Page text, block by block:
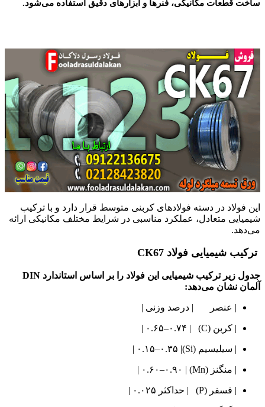
ساخت قطعات مکانیکی، فنرها و ابزارهای دقیق استفاده می‌شود.
این فولاد در دسته فولادهای کربنی متوسط قرار دارد و با ترکیب
شیمیایی متعادل، عملکرد مناسبی در شرایط مختلف مکانیکی ارائه
می‌دهد.
ترکیب شیمیایی فولاد CK67
جدول زیر ترکیب شیمیایی این فولاد را بر اساس استاندارد DIN
آلمان نشان می‌دهد:
| عنصر | درصد وزنی |
| کربن (C) | ۰.۶۵–۰.۷۴ |
| سیلیسیم (Si)| ۰.۱۵–۰.۳۵ |
| منگنز (Mn) | ۰.۶۰–۰.۹۰ |
| فسفر (P) | حداکثر ۰.۰۲۵ |